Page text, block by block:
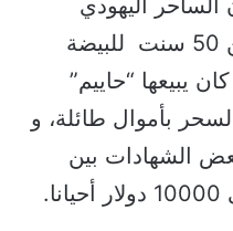
اليهودي
بالبيض البلدي بثمن يقل عن 50 سنت للبيضة
يبيعها “حاييم”
بأموال طائلة، و
الشهادات بين